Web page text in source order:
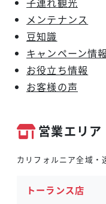
メンテナンス
豆知識
キャンペーン情報
お役立ち情報
お客様の声
営業エリア
カリフォルニア全域・
トーランス店